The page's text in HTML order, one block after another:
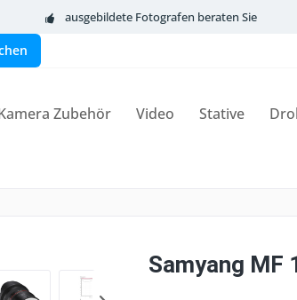
ausgebildete Fotografen beraten Sie
Zubehör Video Stative
Samyang MF